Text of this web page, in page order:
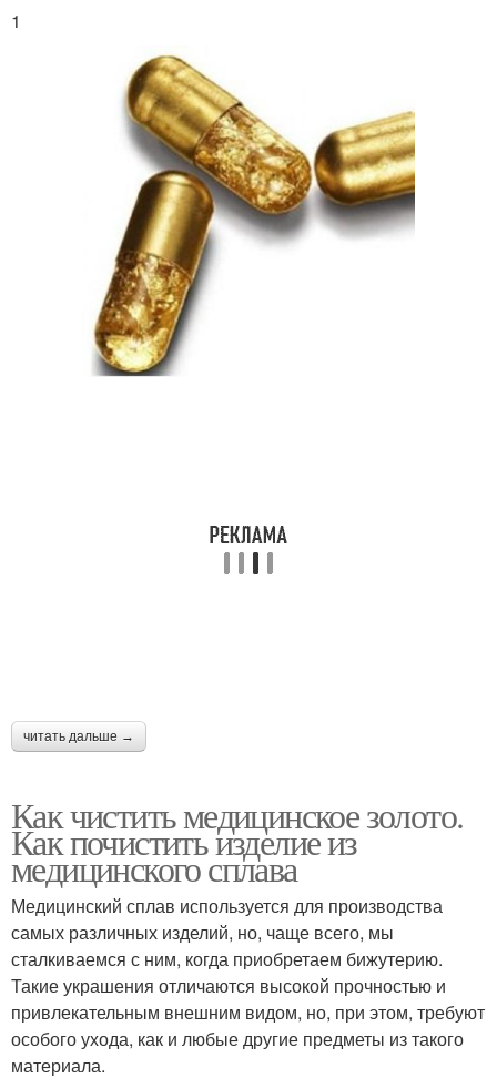
1
читать дальше →
Как чистить медицинское золото.
Как почистить изделие из
медицинского сплава
Медицинский сплав используется для производства
самых различных изделий, но, чаще всего, мы
сталкиваемся с ним, когда приобретаем бижутерию.
Такие украшения отличаются высокой прочностью и
привлекательным внешним видом, но, при этом, требуют
особого ухода, как и любые другие предметы из такого
материала.